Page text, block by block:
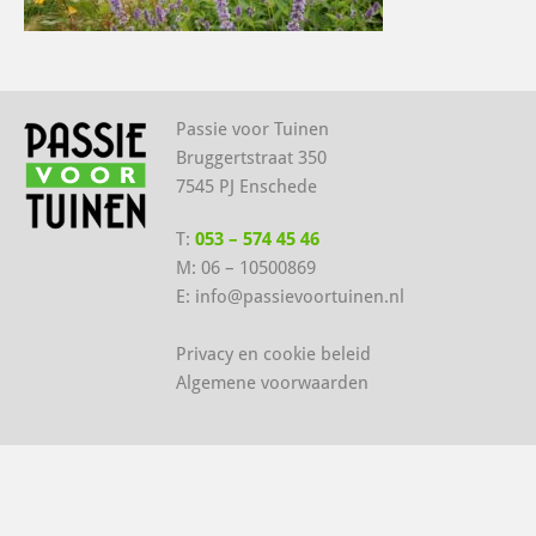
Passie voor Tuinen
Bruggertstraat 350
7545 PJ Enschede
T: 053 – 574 45 46
M: 06 – 10500869
E: info@passievoortuinen.nl
Privacy en cookie beleid
Algemene voorwaarden